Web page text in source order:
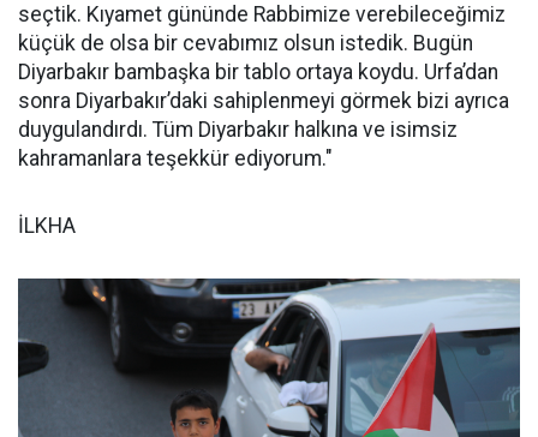
seçtik. Kıyamet gününde Rabbimize verebileceğimiz
küçük de olsa bir cevabımız olsun istedik. Bugün
Diyarbakır bambaşka bir tablo ortaya koydu. Urfa’dan
sonra Diyarbakır’daki sahiplenmeyi görmek bizi ayrıca
duygulandırdı. Tüm Diyarbakır halkına ve isimsiz
kahramanlara teşekkür ediyorum."
İLKHA